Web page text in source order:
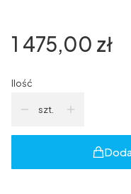
Cena
1 475,00 zł
Ilość
szt.